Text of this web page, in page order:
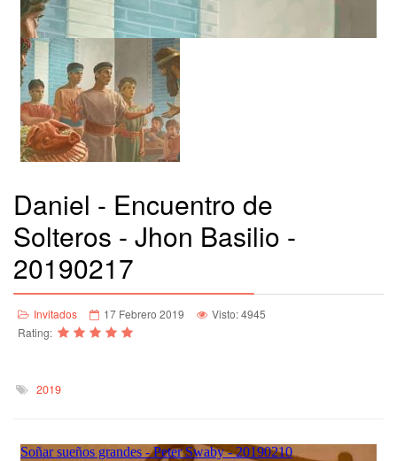
Daniel - Encuentro de
Solteros - Jhon Basilio -
20190217
Invitados 17 Febrero 2019
Visto: 4945
Rating:
2019